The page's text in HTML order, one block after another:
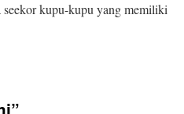
kupu-kupu yang memiliki